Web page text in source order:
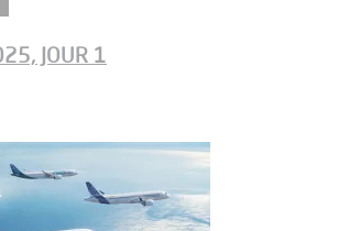
JOUR 1